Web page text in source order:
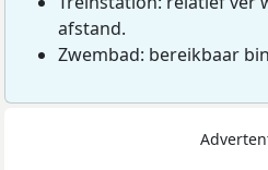
afstand.
Zwembad: bereikbaar